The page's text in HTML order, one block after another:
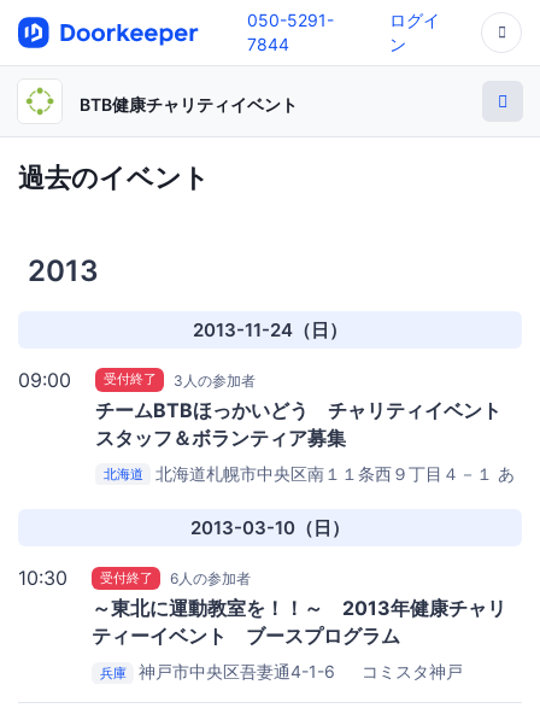
050-5291-
7844
ログイ
ン
BTB健康チャリティイベント
過去のイベント
2013
2013-11-24（日）
09:00 受付終了 3人の参加者
チームBTBほっかいどう チャリティイベント
スタッフ＆ボランティア募集
北海道 北海道札幌市中央区南１１条西９丁目４－１
あ
2013-03-10（日）
10:30 受付終了 6人の参加者
～東北に運動教室を！！～ 2013年健康チャリ
ティーイベント ブースプログラム
兵庫 神戸市中央区吾妻通4-1-6 コミスタ神戸